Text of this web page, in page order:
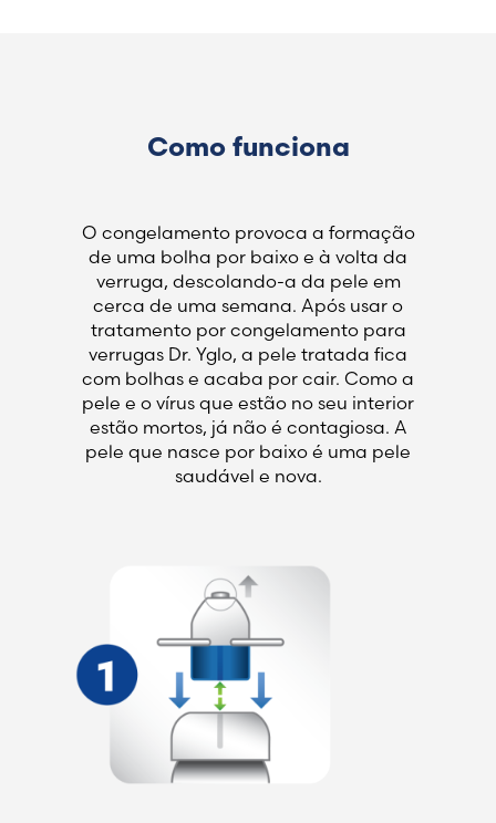
Como funciona
O congelamento provoca a formação
de uma bolha por baixo e à volta da
verruga, descolando-a da pele em
cerca de uma semana. Após usar o
tratamento por congelamento para
verrugas Dr. Yglo, a pele tratada fica
com bolhas e acaba por cair. Como a
pele e o vírus que estão no seu interior
estão mortos, já não é contagiosa. A
pele que nasce por baixo é uma pele
saudável e nova.